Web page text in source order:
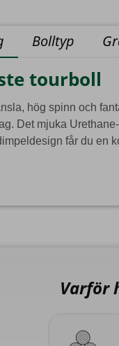
Bolltyp
tourboll
hög spinn och
Det mjuka
får du en
Varför